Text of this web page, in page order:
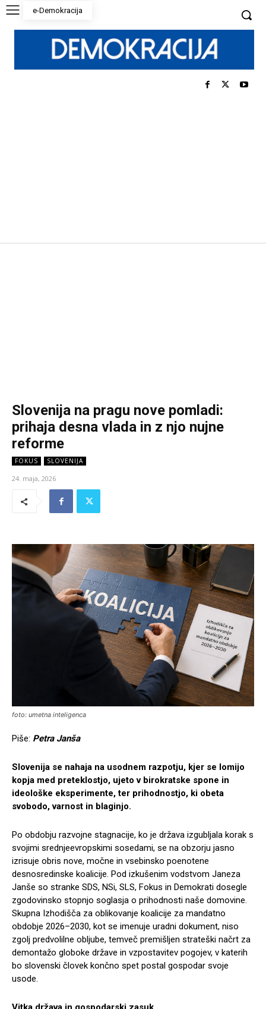
e-Demokracija
Slovenija na pragu nove pomladi:
prihaja desna vlada in z njo nujne
reforme
FOKUS SLOVENIJA
24. maja, 2026
foto: umetna inteligenca
Piše: Petra Janša
Slovenija se nahaja na usodnem razpotju, kjer se lomijo
kopja med preteklostjo, ujeto v birokratske spone in
ideološke eksperimente, ter prihodnostjo, ki obeta
svobodo, varnost in blaginjo.
Po obdobju razvojne stagnacije, ko je država izgubljala korak s
svojimi srednjeevropskimi sosedami, se na obzorju jasno
izrisuje obris nove, močne in vsebinsko poenotene
desnosredinske koalicije. Pod izkušenim vodstvom Janeza
Janše so stranke SDS, NSi, SLS, Fokus in Demokrati dosegle
zgodovinsko stopnjo soglasja o prihodnosti naše domovine.
Skupna Izhodišča za oblikovanje koalicije za mandatno
obdobje 2026–2030, kot se imenuje uradni dokument, niso
zgolj predvolilne obljube, temveč premišljen strateški načrt za
demontažo globoke države in vzpostavitev pogojev, v katerih
bo slovenski človek končno spet postal gospodar svoje
usode.